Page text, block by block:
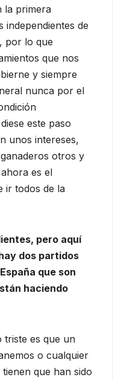
la primera
independientes de
por lo que
que nos
y siempre
nunca por el
este paso
unos intereses,
otros y
es el
ir todos de la
pero aquí
dos partidos
que son
haciendo
es que un
o cualquier
que han sido